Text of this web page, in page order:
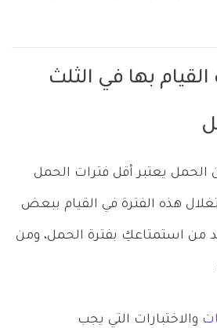
بها في الثلث
الحمل يعتبر أقل فترات الحمل
هذه الفترة في القيام ببعض
من استمتاعكِ بفترة الحمل، ومن
والاختبارات التي يجب